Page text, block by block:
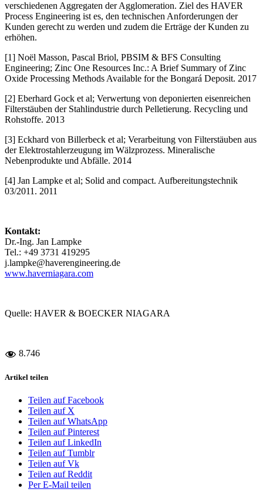
verschiedenen Aggregaten der Agglomeration. Ziel des HAVER
Process Engineering ist es, den technischen Anforderungen der
Kunden gerecht zu werden und zudem die Erträge der Kunden zu
erhöhen.
[1] Noël Masson, Pascal Briol, PBSIM & BFS Consulting
Engineering; Zinc One Resources Inc.: A Brief Summary of Zinc
Oxide Processing Methods Available for the Bongará Deposit. 2017
[2] Eberhard Gock et al; Verwertung von deponierten eisenreichen
Filterstäuben der Stahlindustrie durch Pelletierung. Recycling und
Rohstoffe. 2013
[3] Eckhard von Billerbeck et al; Verarbeitung von Filterstäuben aus
der Elektrostahlerzeugung im Wälzprozess. Mineralische
Nebenprodukte und Abfälle. 2014
[4] Jan Lampke et al; Solid and compact. Aufbereitungstechnik
03/2011. 2011
Kontakt:
Dr.-Ing. Jan Lampke
Tel.: +49 3731 419295
j.lampke@haverengineering.de
www.haverniagara.com
Quelle: HAVER & BOECKER NIAGARA
8.746
Artikel teilen
Teilen auf Facebook
Teilen auf X
Teilen auf WhatsApp
Teilen auf Pinterest
Teilen auf LinkedIn
Teilen auf Tumblr
Teilen auf Vk
Teilen auf Reddit
Per E-Mail teilen